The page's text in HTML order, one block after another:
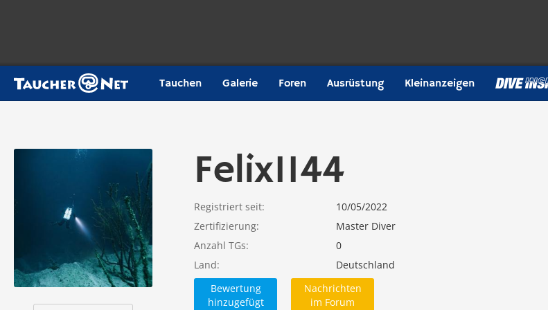
Tauchen Galerie Foren Ausrüstung Kleinanzeigen
Felix1144
Registriert seit
10/05/2022
Zertifizierung
Master Diver
Anzahl TGs
0
Land
Deutschland
Bewertung
hinzugefügt
Nachrichten
im Forum